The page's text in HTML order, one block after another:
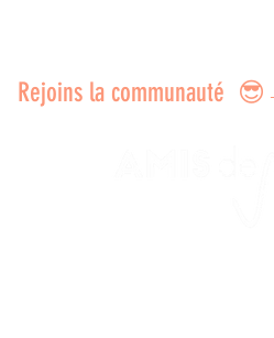
Rejoins la communauté